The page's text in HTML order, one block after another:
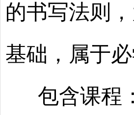
的书写法则
基础，属于必
包含课程